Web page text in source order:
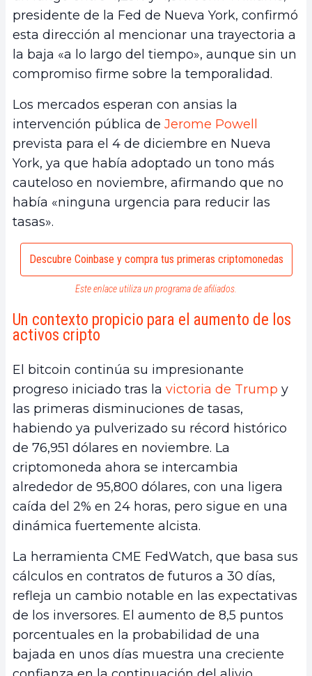
presidente de la Fed de Nueva York, confirmó
esta dirección al mencionar una trayectoria a
la baja «a lo largo del tiempo», aunque sin un
compromiso firme sobre la temporalidad.
Los mercados esperan con ansias la
intervención pública de Jerome Powell
prevista para el 4 de diciembre en Nueva
York, ya que había adoptado un tono más
cauteloso en noviembre, afirmando que no
había «ninguna urgencia para reducir las
tasas».
Descubre Coinbase y compra tus primeras criptomonedas
Este enlace utiliza un programa de afiliados.
Un contexto propicio para el aumento de los
activos cripto
El bitcoin continúa su impresionante
progreso iniciado tras la victoria de Trump y
las primeras disminuciones de tasas,
habiendo ya pulverizado su récord histórico
de 76,951 dólares en noviembre. La
criptomoneda ahora se intercambia
alrededor de 95,800 dólares, con una ligera
caída del 2% en 24 horas, pero sigue en una
dinámica fuertemente alcista.
La herramienta CME FedWatch, que basa sus
cálculos en contratos de futuros a 30 días,
refleja un cambio notable en las expectativas
de los inversores. El aumento de 8,5 puntos
porcentuales en la probabilidad de una
bajada en unos días muestra una creciente